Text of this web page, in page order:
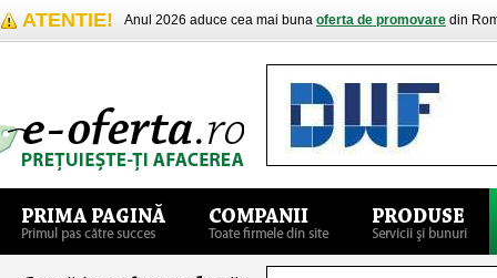
ATENTIE! Anul 2026 aduce cea mai buna oferta de promovare din